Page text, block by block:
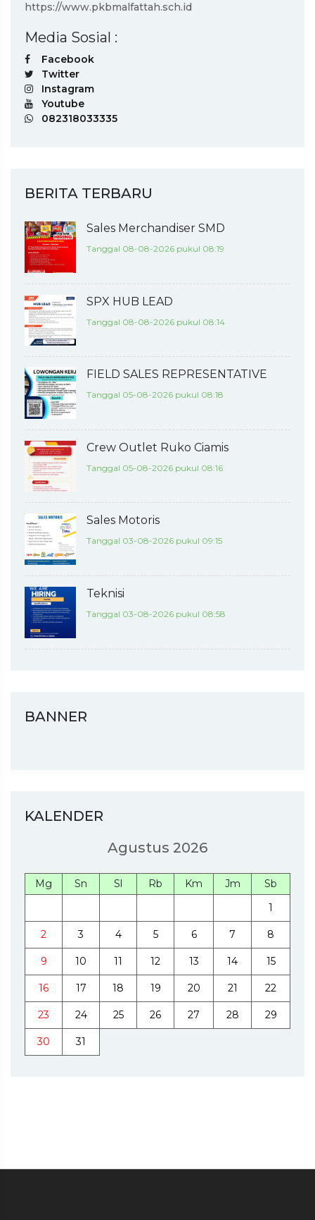
https://www.pkbmalfattah.sch.id
Media Sosial :
Facebook
Twitter
Instagram
Youtube
082318033335
BERITA TERBARU
Sales Merchandiser SMD
Tanggal 08-08-2026 pukul 08:19
SPX HUB LEAD
Tanggal 08-08-2026 pukul 08:14
FIELD SALES REPRESENTATIVE
Tanggal 05-08-2026 pukul 08:18
Crew Outlet Ruko Ciamis
Tanggal 05-08-2026 pukul 08:16
Sales Motoris
Tanggal 03-08-2026 pukul 09:15
Teknisi
Tanggal 03-08-2026 pukul 08:58
BANNER
KALENDER
Agustus 2026
Mg Sn Sl Rb Km Jm
Sb
1
2 3 4 5 6 7 8
9 10 11 12 13 14 15
16 17 18 19 20 21 22
23 24 25 26 27 28 29
30 31